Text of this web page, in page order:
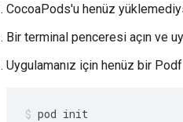
CocoaPods'u henüz
Bir terminal penceresi açın ve
Uygulamanız için henüz bir
pod init